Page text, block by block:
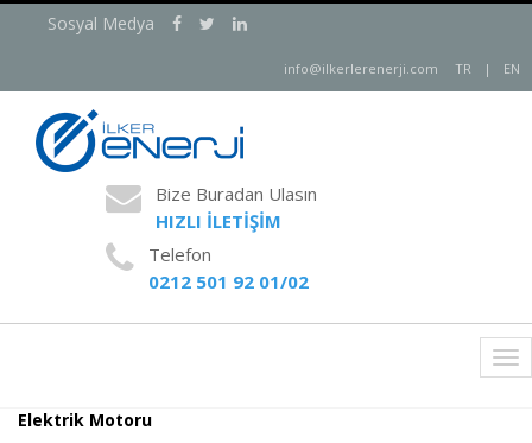
Sosyal Medya
info@ilkerlerenerji.com TR | EN
Bize Buradan Ulasın
HIZLI İLETİŞİM
Telefon
0212 501 92 01/02
Elektrik Motoru